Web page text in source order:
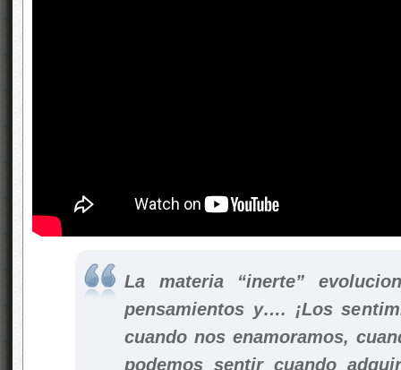
La materia “inerte”
pensamientos y…. ¡Los
cuando nos enamoramos,
podemos sentir cuando